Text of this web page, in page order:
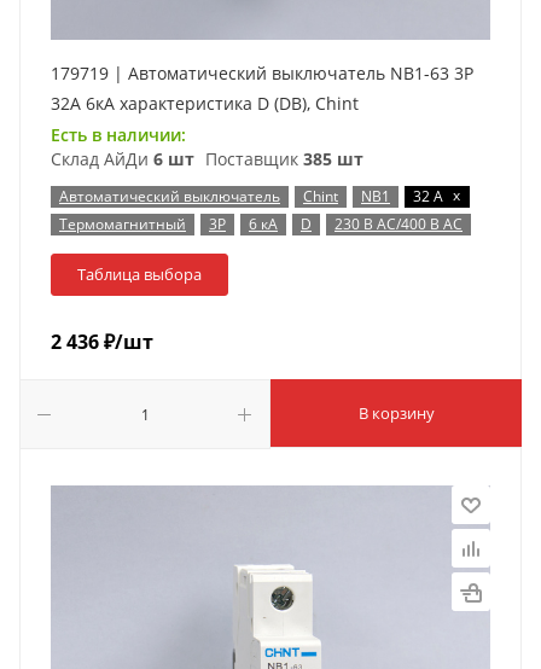
179719 | Автоматический выключатель NB1-63 3P
32А 6кА характеристика D (DB), Chint
Есть в наличии:
Склад АйДи 6 шт Поставщик 385 шт
Автоматический выключатель Chint NB1 32 А x
Термомагнитный
3P 6 кА D 230 В AC/400 В AC
Таблица выбора
2 436₽/шт
В корзину